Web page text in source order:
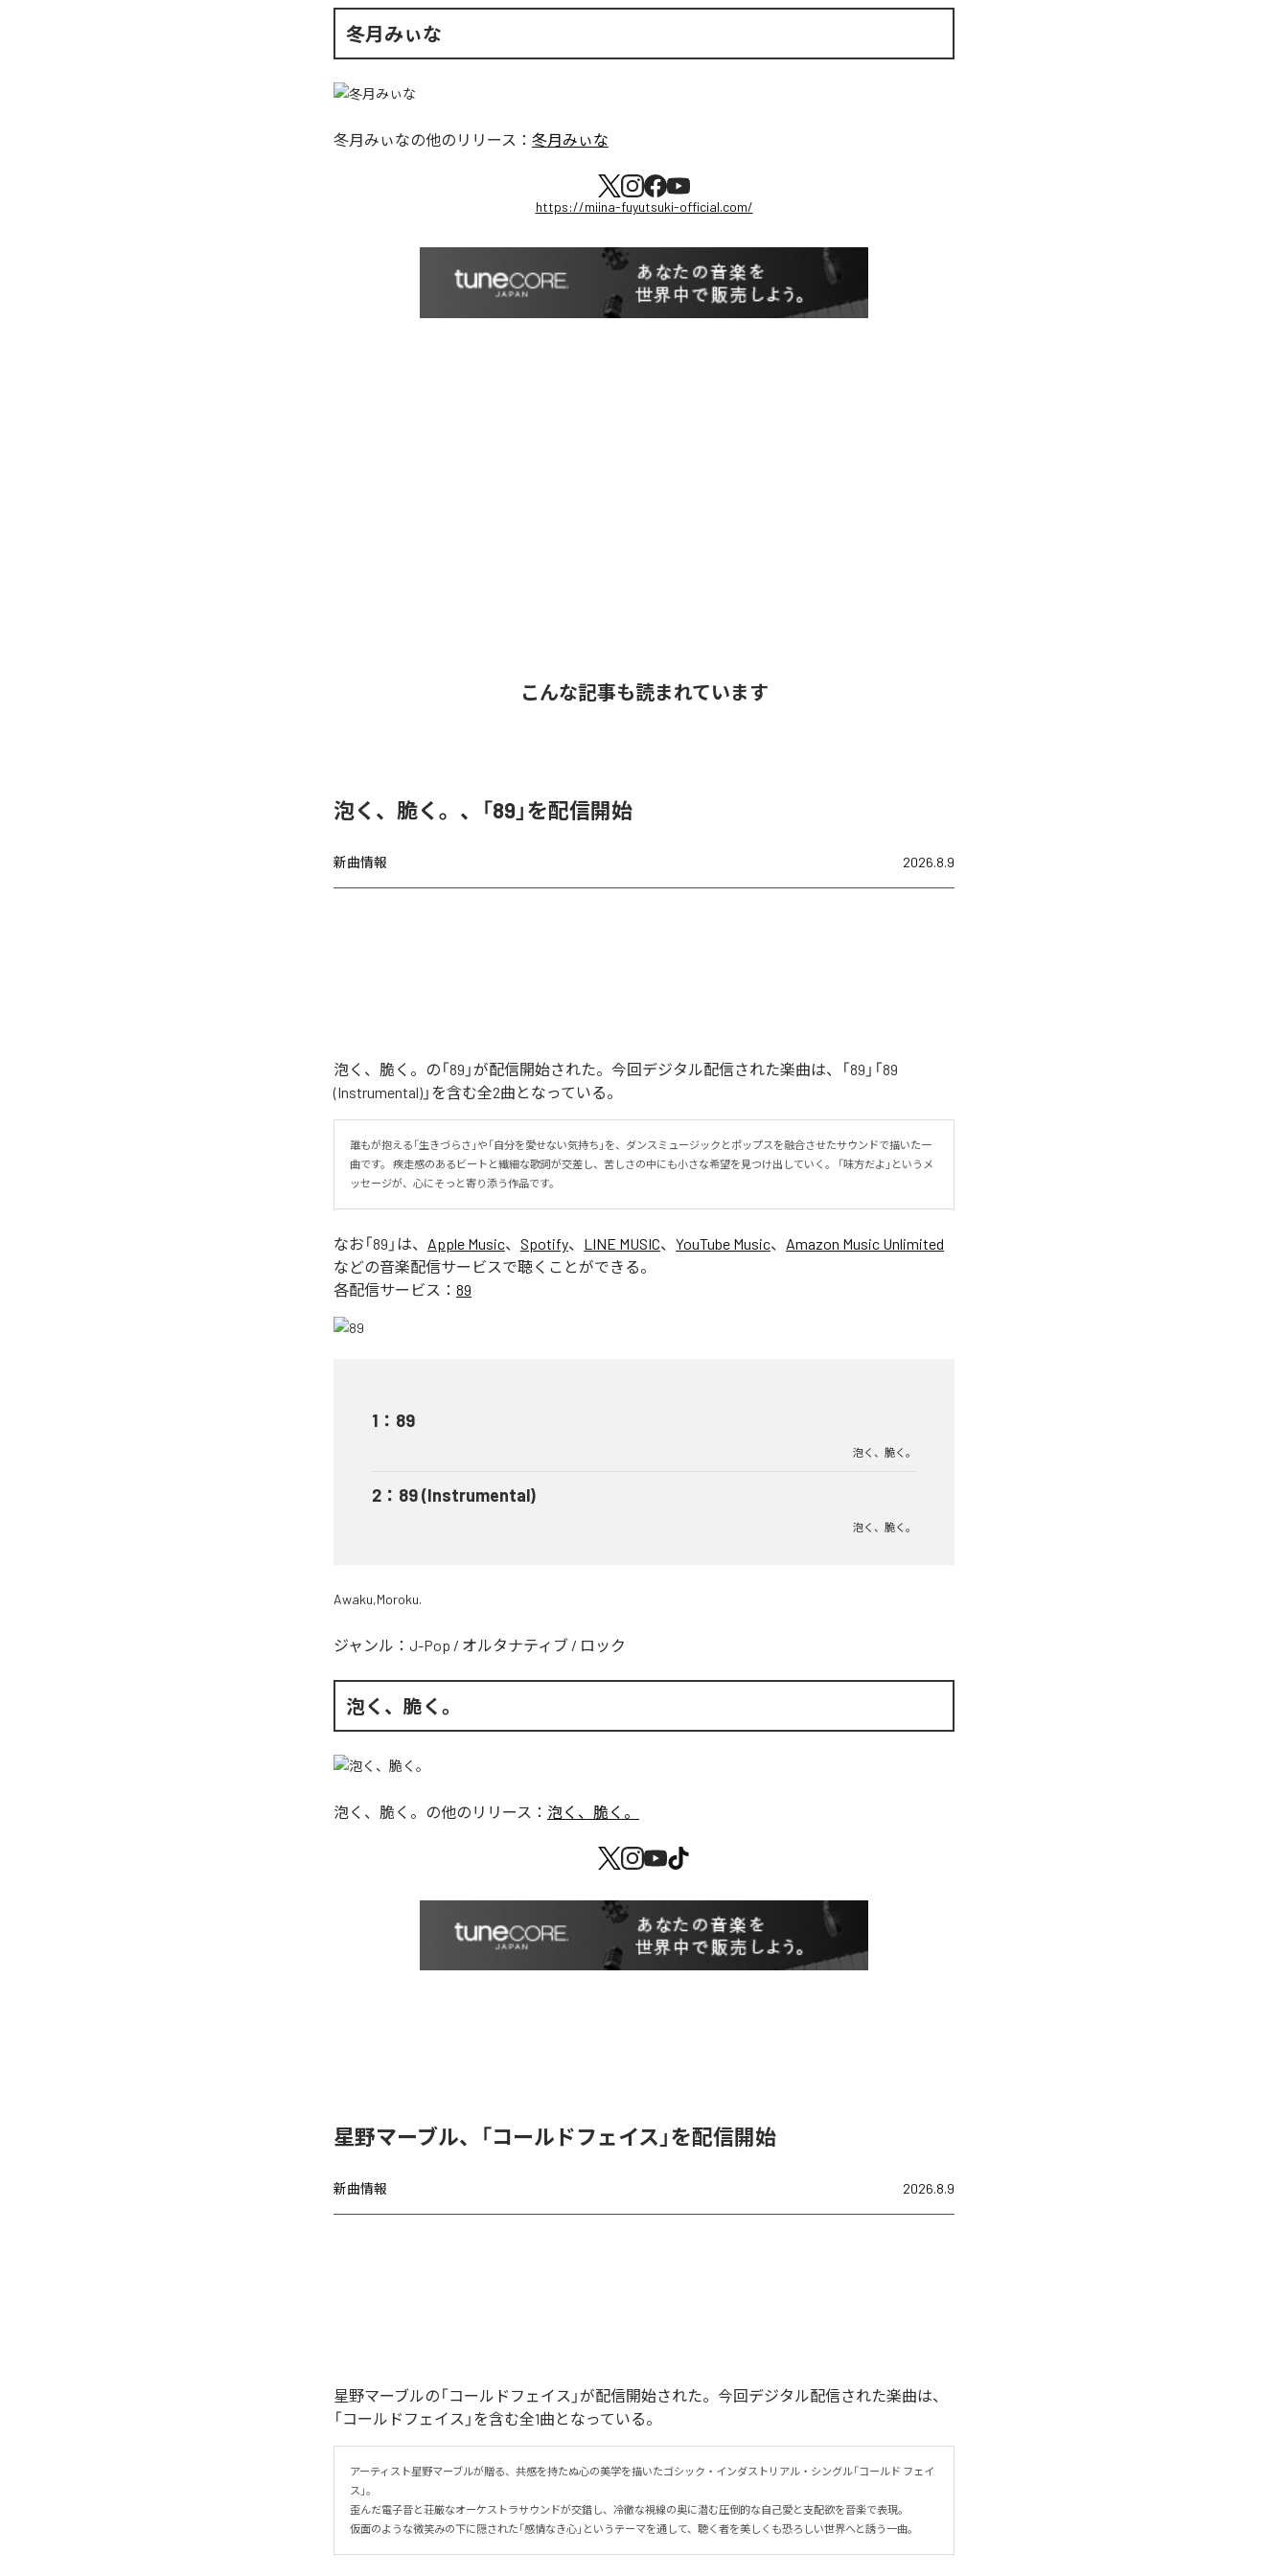
冬月みぃな
冬月みぃなの他のリリース： 冬月みぃな
https://miina-fuyutsuki-official.com/
こんな記事も読まれています
泡く、脆く。、「89」を配信開始
新曲情報 2026.8.9
泡く、脆く。の「89」が配信開始された。今回デジタル配信された楽曲は、「89」「89
(Instrumental)」を含む全2曲となっている。
誰もが抱える「生きづらさ」や「自分を愛せない気持ち」を、ダンスミュージックとポップスを融合させたサウンドで描いた一
曲です。 疾走感のあるビートと繊細な歌詞が交差し、苦しさの中にも小さな希望を見つけ出していく。 「味方だよ」というメ
ッセージが、心にそっと寄り添う作品です。
なお「89 」は、 Apple Music、 Spotify、 LINE MUSIC、 YouTube Music、 Amazon Music Unlimited
などの音楽配信サービスで聴くことができる。
各配信サービス： 89
1 ： 89
泡く、脆く。
2 ： 89 (Instrumental)
泡く、脆く。
Awaku,Moroku.
ジャンル： J-Pop / オルタナティブ / ロック
泡く、脆く。
泡く、脆く。 の他のリリース： 泡く、脆く。
星野マーブル、「コールドフェイス」を配信開始
新曲情報 2026.8.9
星野マーブルの「コールドフェイス」が配信開始された。今回デジタル配信された楽曲は、
「コールドフェイス」を含む全1曲となっている。
アーティスト星野マーブルが贈る、共感を持たぬ心の美学を描いたゴシック・インダストリアル・シングル「コールド フェイ
ス」。
歪んだ電子音と荘厳なオーケストラサウンドが交錯し、冷徹な視線の奥に潜む圧倒的な自己愛と支配欲を音楽で表現。
仮面のような微笑みの下に隠された「感情なき心」というテーマを通して、聴く者を美しくも恐ろしい世界へと誘う一曲。